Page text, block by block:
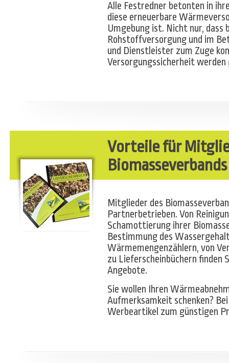
Alle Festredner betonten in
diese erneuerbare
Umgebung ist. Nicht nur, dass
Rohstoffversorgung und im
und Dienstleister zum Zuge
Versorgungssicherheit
Vorteile für
Biomasseverbands
Mitglieder des
Partnerbetrieben. Von
Schamottierung ihrer
Bestimmung des
Wärmemengenzählern, von
zu Lieferscheinbüchern finden
Angebote.
Sie wollen Ihren
Aufmerksamkeit schenken?
Werbeartikel zum günstigen